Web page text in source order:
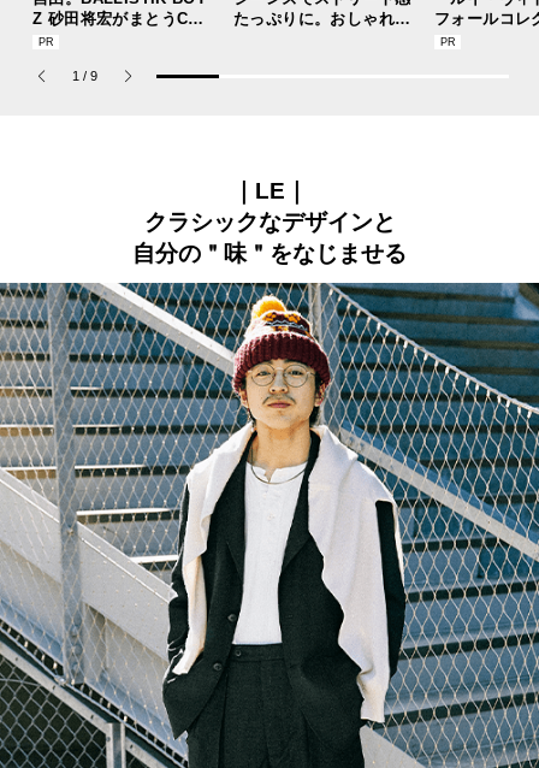
Z 砂田将宏がまとうCOA
CHの新作フレグランス
ナム パルファム」
たっぷりに。おしゃれな
フォールコレ
描くプレッピ
1 / 9
｜LE｜
クラシックなデザインと
自分の＂味＂をなじませる